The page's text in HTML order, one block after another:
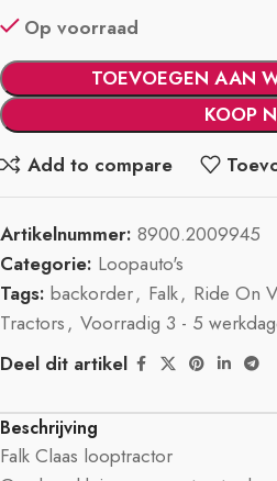
Op voorraad
TOEVOEGEN AAN
KOOP
Add to compare
Artikelnummer: 8900.2009945
Categorie: Loopauto's
Tags: backorder, Falk, Ride On
Tractors, Voorradig 3 - 5
Deel dit artikel
Beschrijving
Falk Claas looptractor